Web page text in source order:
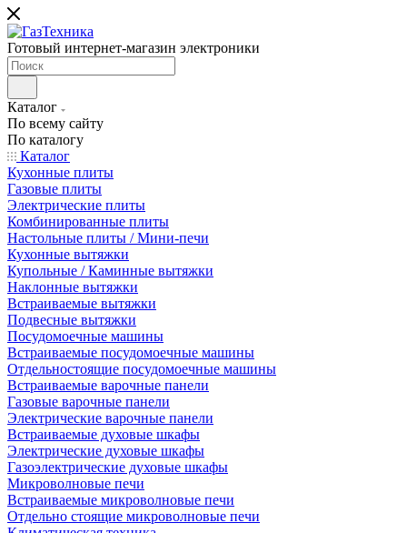
Готовый интернет-магазин электроники
Каталог
По всему сайту
По каталогу
Каталог
Кухонные плиты
Газовые плиты
Электрические плиты
Комбинированные плиты
Настольные плиты / Мини-печи
Кухонные вытяжки
Купольные / Каминные вытяжки
Наклонные вытяжки
Встраиваемые вытяжки
Подвесные вытяжки
Посудомоечные машины
Встраиваемые посудомоечные машины
Отдельностоящие посудомоечные машины
Встраиваемые варочные панели
Газовые варочные панели
Электрические варочные панели
Встраиваемые духовые шкафы
Электрические духовые шкафы
Газоэлектрические духовые шкафы
Микроволновые печи
Встраиваемые микроволновые печи
Отдельно стоящие микроволновые печи